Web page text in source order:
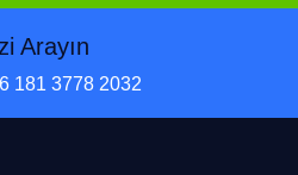
Arayın
181 3778 2032